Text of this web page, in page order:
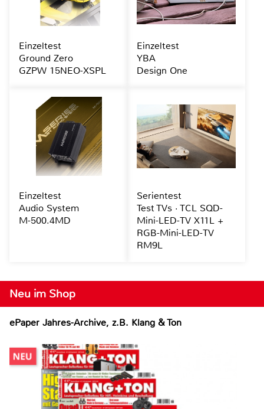
Neu im Shop
ePaper Jahres-Archive, z.B. Klang & Ton
Einzeltest
Ground Zero
GZPW 15NEO-XSPL
Einzeltest
YBA
Design One
Einzeltest
Audio System
M-500.4MD
Serientest
Test TVs · TCL SQD-
Mini-LED-TV X11L +
RGB-Mini-LED-TV
RM9L